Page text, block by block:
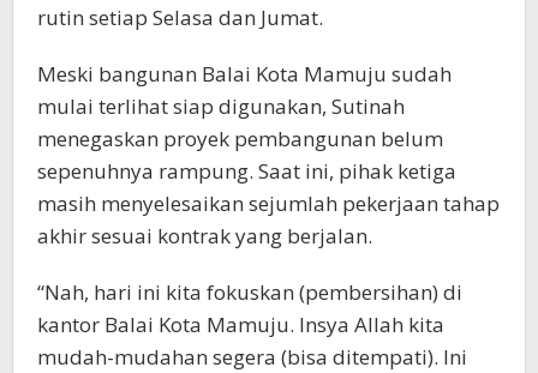
rutin setiap Selasa dan Jumat.
Meski bangunan Balai Kota Mamuju sudah
mulai terlihat siap digunakan, Sutinah
menegaskan proyek pembangunan belum
sepenuhnya rampung. Saat ini, pihak ketiga
masih menyelesaikan sejumlah pekerjaan tahap
akhir sesuai kontrak yang berjalan.
“Nah, hari ini kita fokuskan (pembersihan) di
kantor Balai Kota Mamuju. Insya Allah kita
mudah-mudahan segera (bisa ditempati). Ini